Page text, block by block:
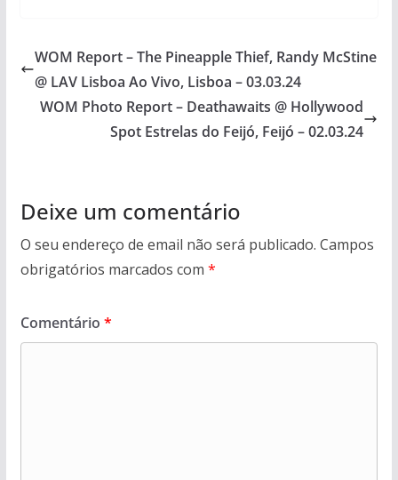
WOM Report – The Pineapple Thief, Randy McStine
@ LAV Lisboa Ao Vivo, Lisboa – 03.03.24
WOM Photo Report – Deathawaits @ Hollywood
Spot Estrelas do Feijó, Feijó – 02.03.24
Deixe um comentário
O seu endereço de email não será publicado. Campos
obrigatórios marcados com *
Comentário *